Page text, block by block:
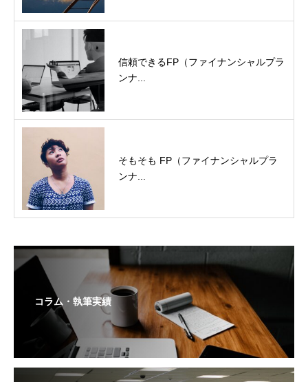
信頼できるFP（ファイナンシャルプラ
ンナ...
そもそも FP（ファイナンシャルプラ
ンナ...
コラム・執筆実績